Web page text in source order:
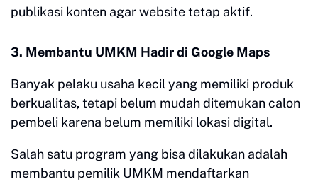
publikasi konten agar website tetap aktif.
3. Membantu UMKM Hadir di Google Maps
Banyak pelaku usaha kecil yang memiliki produk
berkualitas, tetapi belum mudah ditemukan calon
pembeli karena belum memiliki lokasi digital.
Salah satu program yang bisa dilakukan adalah
membantu pemilik UMKM mendaftarkan